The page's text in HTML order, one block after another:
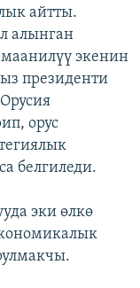
айтты.
алынган
экенин
президенти
орус
белгиледи.
эки өлкө